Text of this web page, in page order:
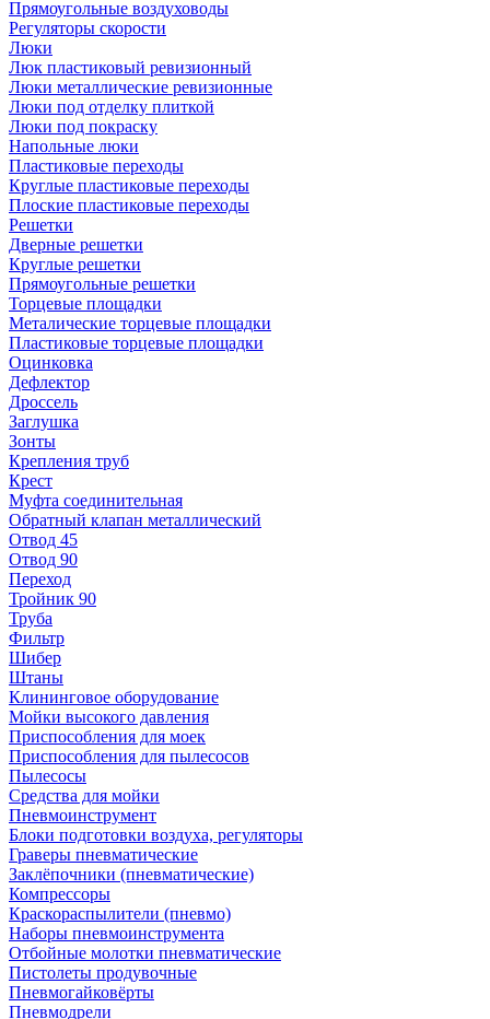
Прямоугольные воздуховоды
Регуляторы скорости
Люки
Люк пластиковый ревизионный
Люки металлические ревизионные
Люки под отделку плиткой
Люки под покраску
Напольные люки
Пластиковые переходы
Круглые пластиковые переходы
Плоские пластиковые переходы
Решетки
Дверные решетки
Круглые решетки
Прямоугольные решетки
Торцевые площадки
Металические торцевые площадки
Пластиковые торцевые площадки
Оцинковка
Дефлектор
Дроссель
Заглушка
Зонты
Крепления труб
Крест
Муфта соединительная
Обратный клапан металлический
Отвод 45
Отвод 90
Переход
Тройник 90
Труба
Фильтр
Шибер
Штаны
Клининговое оборудование
Мойки высокого давления
Приспособления для моек
Приспособления для пылесосов
Пылесосы
Средства для мойки
Пневмоинструмент
Блоки подготовки воздуха, регуляторы
Граверы пневматические
Заклёпочники (пневматические)
Компрессоры
Краскораспылители (пневмо)
Наборы пневмоинструмента
Отбойные молотки пневматические
Пистолеты продувочные
Пневмогайковёрты
Пневмодрели